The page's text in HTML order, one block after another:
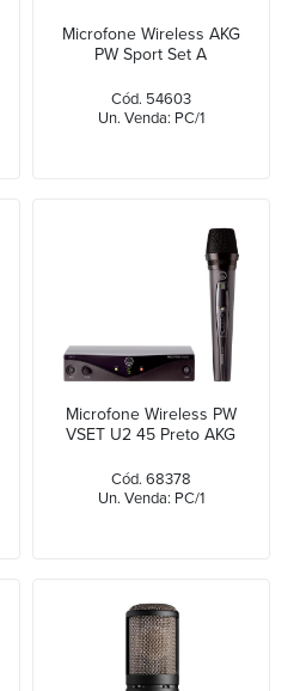
Microfone Wireless AKG
PW Sport Set A
Cód. 54603
Un. Venda: PC/1
Microfone Wireless PW
VSET U2 45 Preto AKG
Cód. 68378
Un. Venda: PC/1